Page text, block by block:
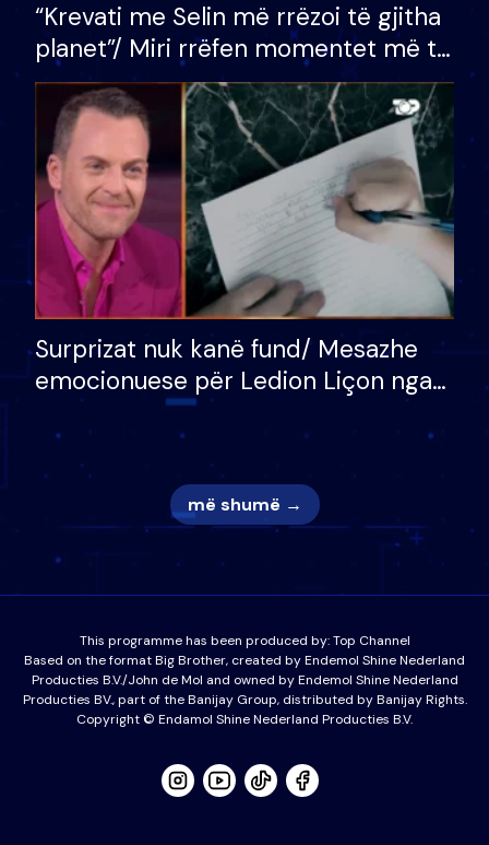
“Krevati me Selin më rrëzoi të gjitha
planet”/ Miri rrëfen momentet më të
bukura në shtëpinë e BB VIP: Do më
mungojë zilja e mëngjesit kur…
Surprizat nuk kanë fund/ Mesazhe
emocionuese për Ledion Liçon nga
nëna dhe fëmijët e tij, moderatori
nuk i mban dot lotët: Nuk meritoj…
më shumë →
This programme has been produced by:Top Channel
Based on the format Big Brother, created by Endemol Shine Nederland
Producties B.V./John de Mol and owned by Endemol Shine Nederland
Producties BV., part of the Banijay Group, distributed by Banijay Rights.
Copyright © Endamol Shine Nederland Producties B.V.